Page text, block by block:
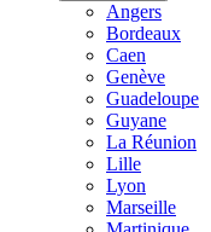
Angers
Bordeaux
Caen
Genève
Guadeloupe
Guyane
La Réunion
Lille
Lyon
Marseille